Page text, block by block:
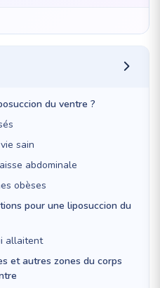
du ventre ?
sain
abdominale
obèses
pour une liposuccion du
allaitent
et autres zones du corps